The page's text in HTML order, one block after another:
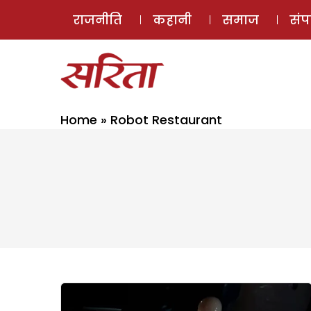
राजनीति कहानी समाज
Home » Robot Restaurant